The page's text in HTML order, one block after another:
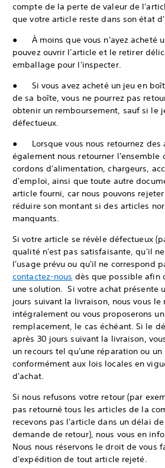
compte de la perte de valeur de
que votre article reste dans son état
● À moins que vous n'ayez acheté
pouvez ouvrir l'article et le retirer
emballage pour l'inspecter.
● Si vous avez acheté un jeu en
de sa boîte, vous ne pourrez pas
obtenir un remboursement, sauf si le
défectueux.
● Lorsque vous nous retournez des
également nous retourner l'ensemble
cordons d'alimentation, chargeurs,
d'emploi, ainsi que toute autre
article fourni, car nous pouvons
réduire son montant si des articles
manquants.
Si votre article se révèle défectueux
qualité n'est pas satisfaisante, qu'il
l'usage prévu ou qu'il ne correspond
contactez-nous dès que possible afin
une solution. Si votre achat présente
jours suivant la livraison, nous vous le
intégralement ou vous proposerons
remplacement, le cas échéant. Si le
après 30 jours suivant la livraison,
un recours tel qu'une réparation ou
conformément aux lois locales en
d'achat.
Si nous refusons votre retour (par
pas retourné tous les articles de la
recevons pas l'article dans un délai
demande de retour), nous vous en
Nous nous réservons le droit de vous
d'expédition de tout article rejeté.